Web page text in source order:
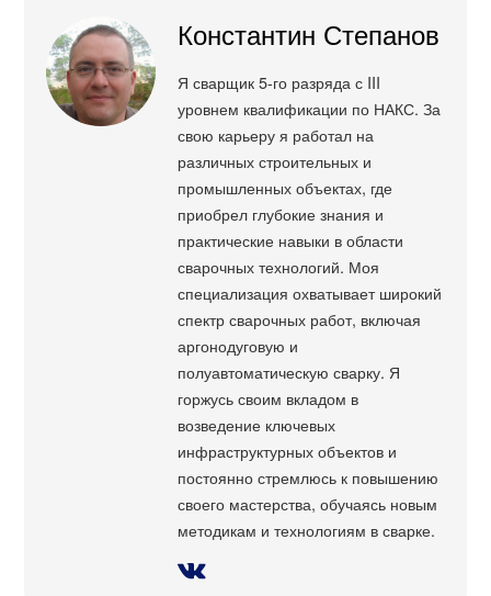
Константин Степанов
Я сварщик 5-го разряда с III
уровнем квалификации по НАКС. За
свою карьеру я работал на
различных строительных и
промышленных объектах, где
приобрел глубокие знания и
практические навыки в области
сварочных технологий. Моя
специализация охватывает широкий
спектр сварочных работ, включая
аргонодуговую и
полуавтоматическую сварку. Я
горжусь своим вкладом в
возведение ключевых
инфраструктурных объектов и
постоянно стремлюсь к повышению
своего мастерства, обучаясь новым
методикам и технологиям в сварке.